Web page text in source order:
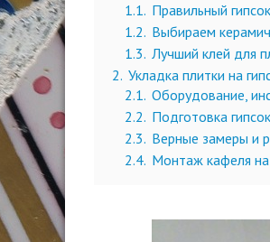
1.1. Правильный
1.2. Выбираем
1.3. Лучший клей для
2. Укладка плитки на
2.1. Оборудование,
2.2. Подготовка
2.3. Верные замеры и
2.4. Монтаж кафеля на